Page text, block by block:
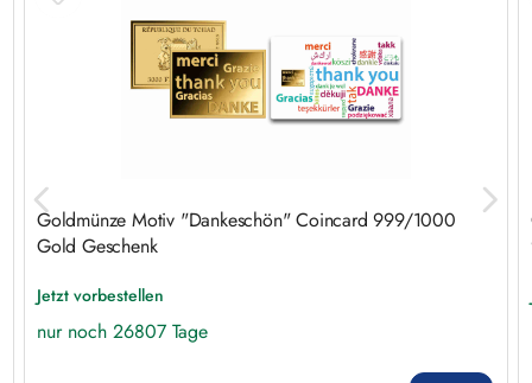
Goldmünze Motiv "Dankeschön" Coincard 999/1000
Gold Geschenk
Jetzt vorbestellen
nur noch 26807 Tage